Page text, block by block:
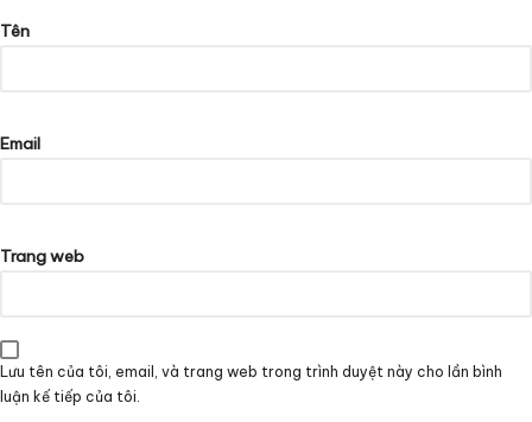
Tên
Email
Trang web
Lưu tên của tôi, email, và trang web trong trình duyệt này cho lần bình
luận kế tiếp của tôi.